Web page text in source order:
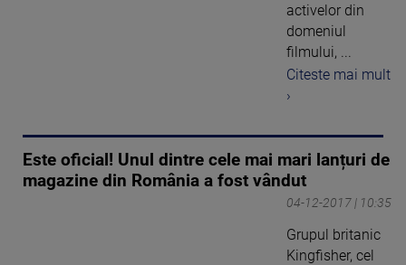
activelor din
domeniul
filmului, ...
Citeste mai mult
›
Este oficial! Unul dintre cele mai mari lanțuri de
magazine din România a fost vândut
04-12-2017 | 10:35
Grupul britanic
Kingfisher, cel